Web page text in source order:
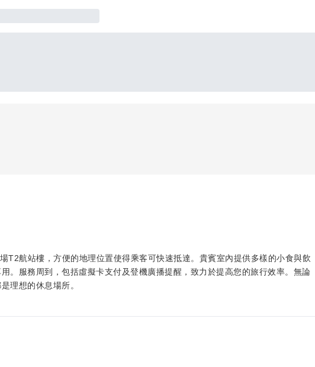
T2航站樓，方便的地理位置使得乘客可快速抵達。貴賓室內提供多樣的小食與飲
。服務周到，包括虛擬卡支付及登機廣播提醒，致力於提高您的旅行效率。無論
理想的休息場所。